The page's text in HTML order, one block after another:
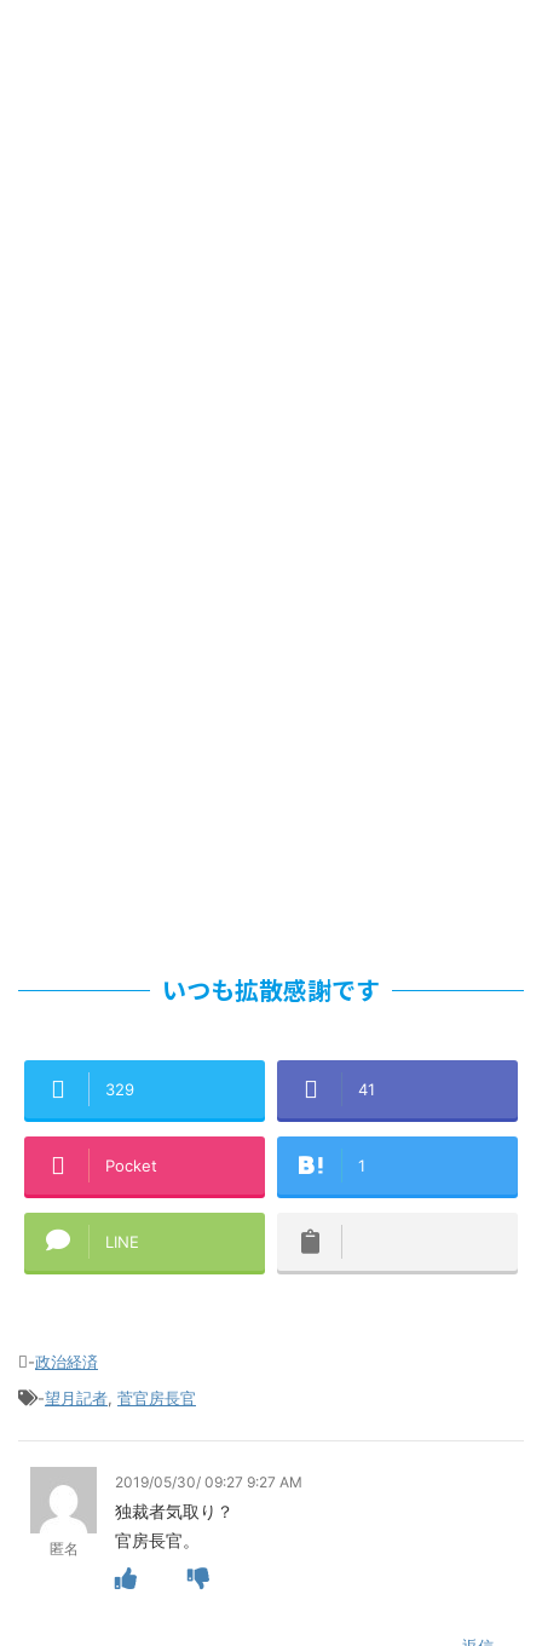
いつも拡散感謝です
329 41
Pocket 1
LINE
-政治経済
-望月記者, 菅官房長官
匿名
2019/05/30/ 09:27 9:27 AM
独裁者気取り？
官房長官。